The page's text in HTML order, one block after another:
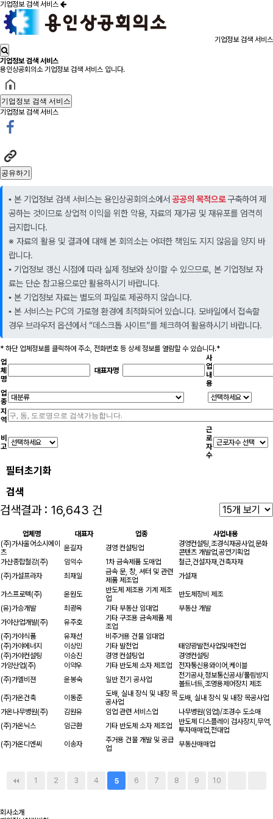
기업정보 검색 서비스
기업정보 검색 서비스
기업정보 검색 서비스
용인상공회의소 기업정보 검색 서비스 입니다.
기업정보 검색 서비스
기업정보 검색 서비스
공유하기
▪️ 본 기업정보 검색 서비스는 용인상공회의소에서공공의 목적으로구축하여 제
공하는 것이므로 상업적 이익을 위한 악용, 자료의 재가공 및 재유포를 엄격히
금지합니다.
※ 자료의 활용 및 결과에 대해 본 회의소는 어떠한 책임도 지지 않음을 양지 바
랍니다.
▪️ 기업정보 갱신 시점에 따라 실제 정보와 상이할 수 있으므로, 본 기업정보 자
료는 단순 참고용으로만 활용하시기 바랍니다.
▪️ 본 기업정보 자료는 별도의 파일로 제공하지 않습니다.
▪️ 본 서비스는 PC의 가로형 환경에 최적화되어 있습니다. 모바일에서 접속할
경우 브라우저 옵션에서 “데스크톱 사이트”를 체크하여 활용하시기 바랍니다.
* 하단 업체정보를 클릭하여 주소, 전화번호 등 상세 정보를 열람할 수 있습니다.*
업
체
명
대표자명
사
업
내
용
업
종
지
역
비
고
근
로
자
수
필터초기화
검색
검색결과 : 16,643 건
업체명 대표자 업종
사업내용
(주)가사울어소시에이
츠
윤길자 경영 컨설팅업
경영컨설팅,조경식재공사업,문화
콘텐츠 개발업,공연기획업
가산종합철강(주)
임익수 1차 금속제품 도매업
철근,건설자재,건축자재
(주)가설프라자
최재일
금속 문, 창, 셔터 및 관련
제품 제조업
가설재
가스프로텍(주) 윤원도
반도체 제조용 기계 제조
업
반도체장비 제조
(유)가승개발
최광옥 기타 부동산 임대업
부동산 개발
가야산업개발(주)
유주호
기타 구조용 금속제품 제
조업
(주)가야식품
유재선
비주거용 건물 임대업
(주)가야에너지
이상민 기타 발전업
태양광발전사업및매전업
(주)가야컨설팅
이승진 경영 컨설팅업
경영컨설팅
가양산업(주)
이약우 기타 반도체 소자 제조업
전자통신용와이어,케이블
(주)가엘비젼
윤봉숙 일반 전기 공사업
전기공사,정보통신공사/풀림방지
볼트너트,조명용제어장치 제조
(주)가온건축
이동준
도배, 실내 장식 및 내장 목
공사업
도배, 실내 장식 및 내장 목공사업
가온나무병원(주)
김원유 임업 관련 서비스업
나무병원(임업)/조경수 도소매
(주)가온닉스
임근환 기타 반도체 소자 제조업
반도체 디스플레이 검사장치,무역,
투자매매업,전대업
(주)가온디엔씨
이송자
주거용 건물 개발 및 공급
업
부동산매매업
1 2 3 4 5 6 7 8 9 10
회사소개